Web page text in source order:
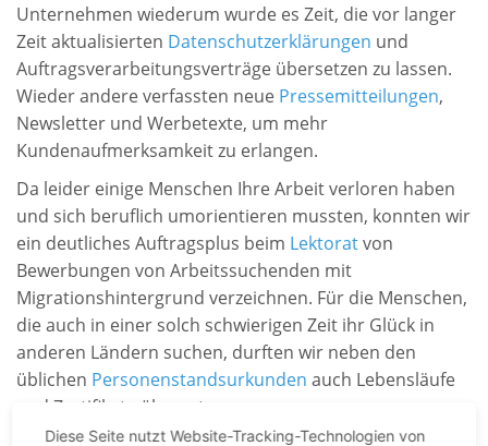
Unternehmen wiederum wurde es Zeit, die vor langer
Zeit aktualisierten Datenschutzerklärungen und
Auftragsverarbeitungsverträge übersetzen zu lassen.
Wieder andere verfassten neue Pressemitteilungen,
Newsletter und Werbetexte, um mehr
Kundenaufmerksamkeit zu erlangen.
Da leider einige Menschen Ihre Arbeit verloren haben
und sich beruflich umorientieren mussten, konnten wir
ein deutliches Auftragsplus beim Lektoratvon
Bewerbungen von Arbeitssuchenden mit
Migrationshintergrund verzeichnen. Für die Menschen,
die auch in einer solch schwierigen Zeit ihr Glück in
anderen Ländern suchen, durften wir neben den
üblichen Personenstandsurkunden auch Lebensläufe
und Zertifikate übersetzen.
Diese Seite nutzt Website-Tracking-Technologien von